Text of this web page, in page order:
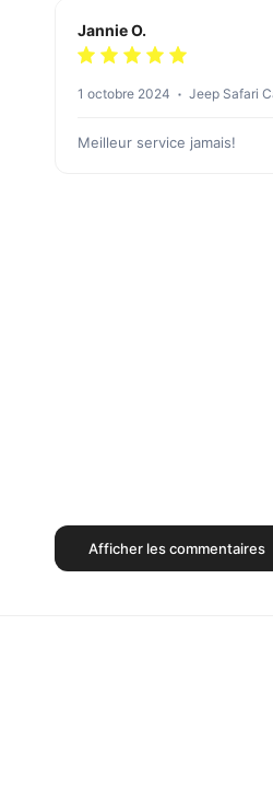
Jannie O.
1 octobre 2024 Jeep Safari
Meilleur service jamais!
Afficher les commentaires